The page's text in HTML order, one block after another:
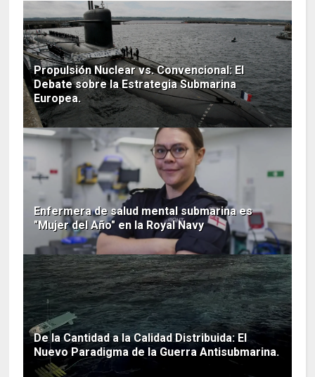
Propulsión Nuclear vs. Convencional: El
Debate sobre la Estrategia Submarina
Europea.
Enfermera de salud mental submarina es
"Mujer del Año" en la Royal Navy
De la Cantidad a la Calidad Distribuida: El
Nuevo Paradigma de la Guerra Antisubmarina.